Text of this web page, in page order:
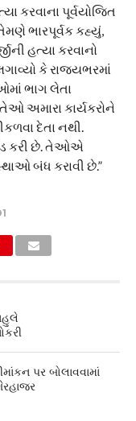
કરવાના પૂર્વયોજિત
ભારપૂર્વક કહ્યું,
હત્યા કરવાનો
કે રાજ્યભરમાં
ભાગ લેતા
અમારા કાર્યકરોને
દેતા નથી.
કરી છે. તેઓએ
બંધ કરાવી છે.”
પર બોલાવવામાં